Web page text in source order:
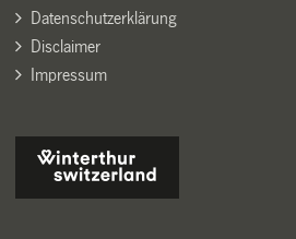
Datenschutzerklärung
Disclaimer
Impressum